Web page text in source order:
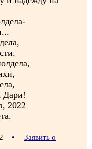
Дари!
2022
•
Заявить о